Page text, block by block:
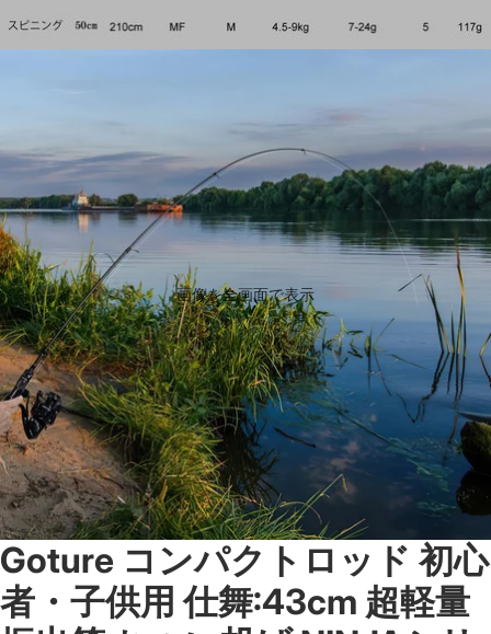
画像を全画面で表示
Goture コンパクトロッド 初心
者・子供用 仕舞:43cm 超軽量